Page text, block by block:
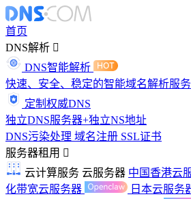
首页
DNS解析
DNS智能解析
快速、安全、稳定的智能域名解析服务
定制权威DNS
独立DNS服务器+独立NS地址
DNS污染处理 域名注册 SSL证书
服务器租用
云计算服务 云服务器 中国香港云
化带宽云服务器
日本云服务